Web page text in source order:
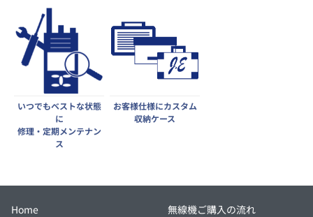
いつでもベストな状態
に
修理・定期メンテナン
ス
お客様仕様にカスタム
収納ケース
Home
無線機ご購入の流れ